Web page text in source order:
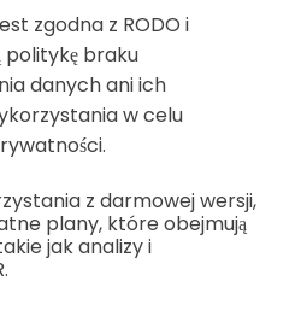
zgodna z RODO i
politykę braku
danych ani ich
w celu
z darmowej wersji,
plany, które obejmują
jak analizy i